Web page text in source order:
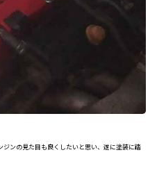
ンの見た目も良くしたいと思い、遂に塗装に踏